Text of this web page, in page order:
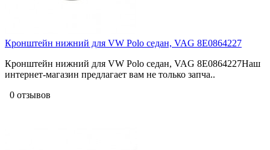
Кронштейн нижний для VW Polo седан, VAG 8E0864227
Кронштейн нижний для VW Polo седан, VAG 8E0864227Наш
интернет-магазин предлагает вам не только запча..
0 отзывов